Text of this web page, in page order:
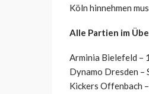
Köln hinnehmen
Alle Partien im
Arminia Bielefeld –
Dynamo Dresden –
Kickers Offenbach